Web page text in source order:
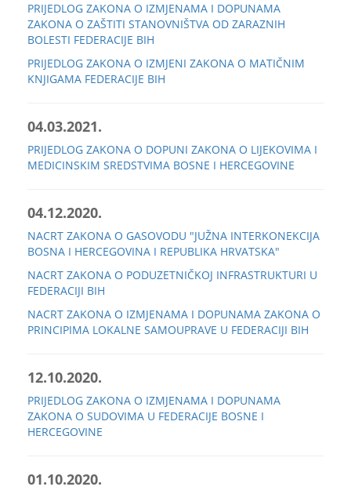
PRIJEDLOG ZAKONA O IZMJENAMA I DOPUNAMA
ZAKONA O ZAŠTITI STANOVNIŠTVA OD ZARAZNIH
BOLESTI FEDERACIJE BIH
PRIJEDLOG ZAKONA O IZMJENI ZAKONA O MATIČNIM
KNJIGAMA FEDERACIJE BIH
04.03.2021.
PRIJEDLOG ZAKONA O DOPUNI ZAKONA O LIJEKOVIMA I
MEDICINSKIM SREDSTVIMA BOSNE I HERCEGOVINE
04.12.2020.
NACRT ZAKONA O GASOVODU "JUŽNA INTERKONEKCIJA
BOSNA I HERCEGOVINA I REPUBLIKA HRVATSKA"
NACRT ZAKONA O PODUZETNIČKOJ INFRASTRUKTURI U
FEDERACIJI BIH
NACRT ZAKONA O IZMJENAMA I DOPUNAMA ZAKONA O
PRINCIPIMA LOKALNE SAMOUPRAVE U FEDERACIJI BIH
12.10.2020.
PRIJEDLOG ZAKONA O IZMJENAMA I DOPUNAMA
ZAKONA O SUDOVIMA U FEDERACIJE BOSNE I
HERCEGOVINE
01.10.2020.